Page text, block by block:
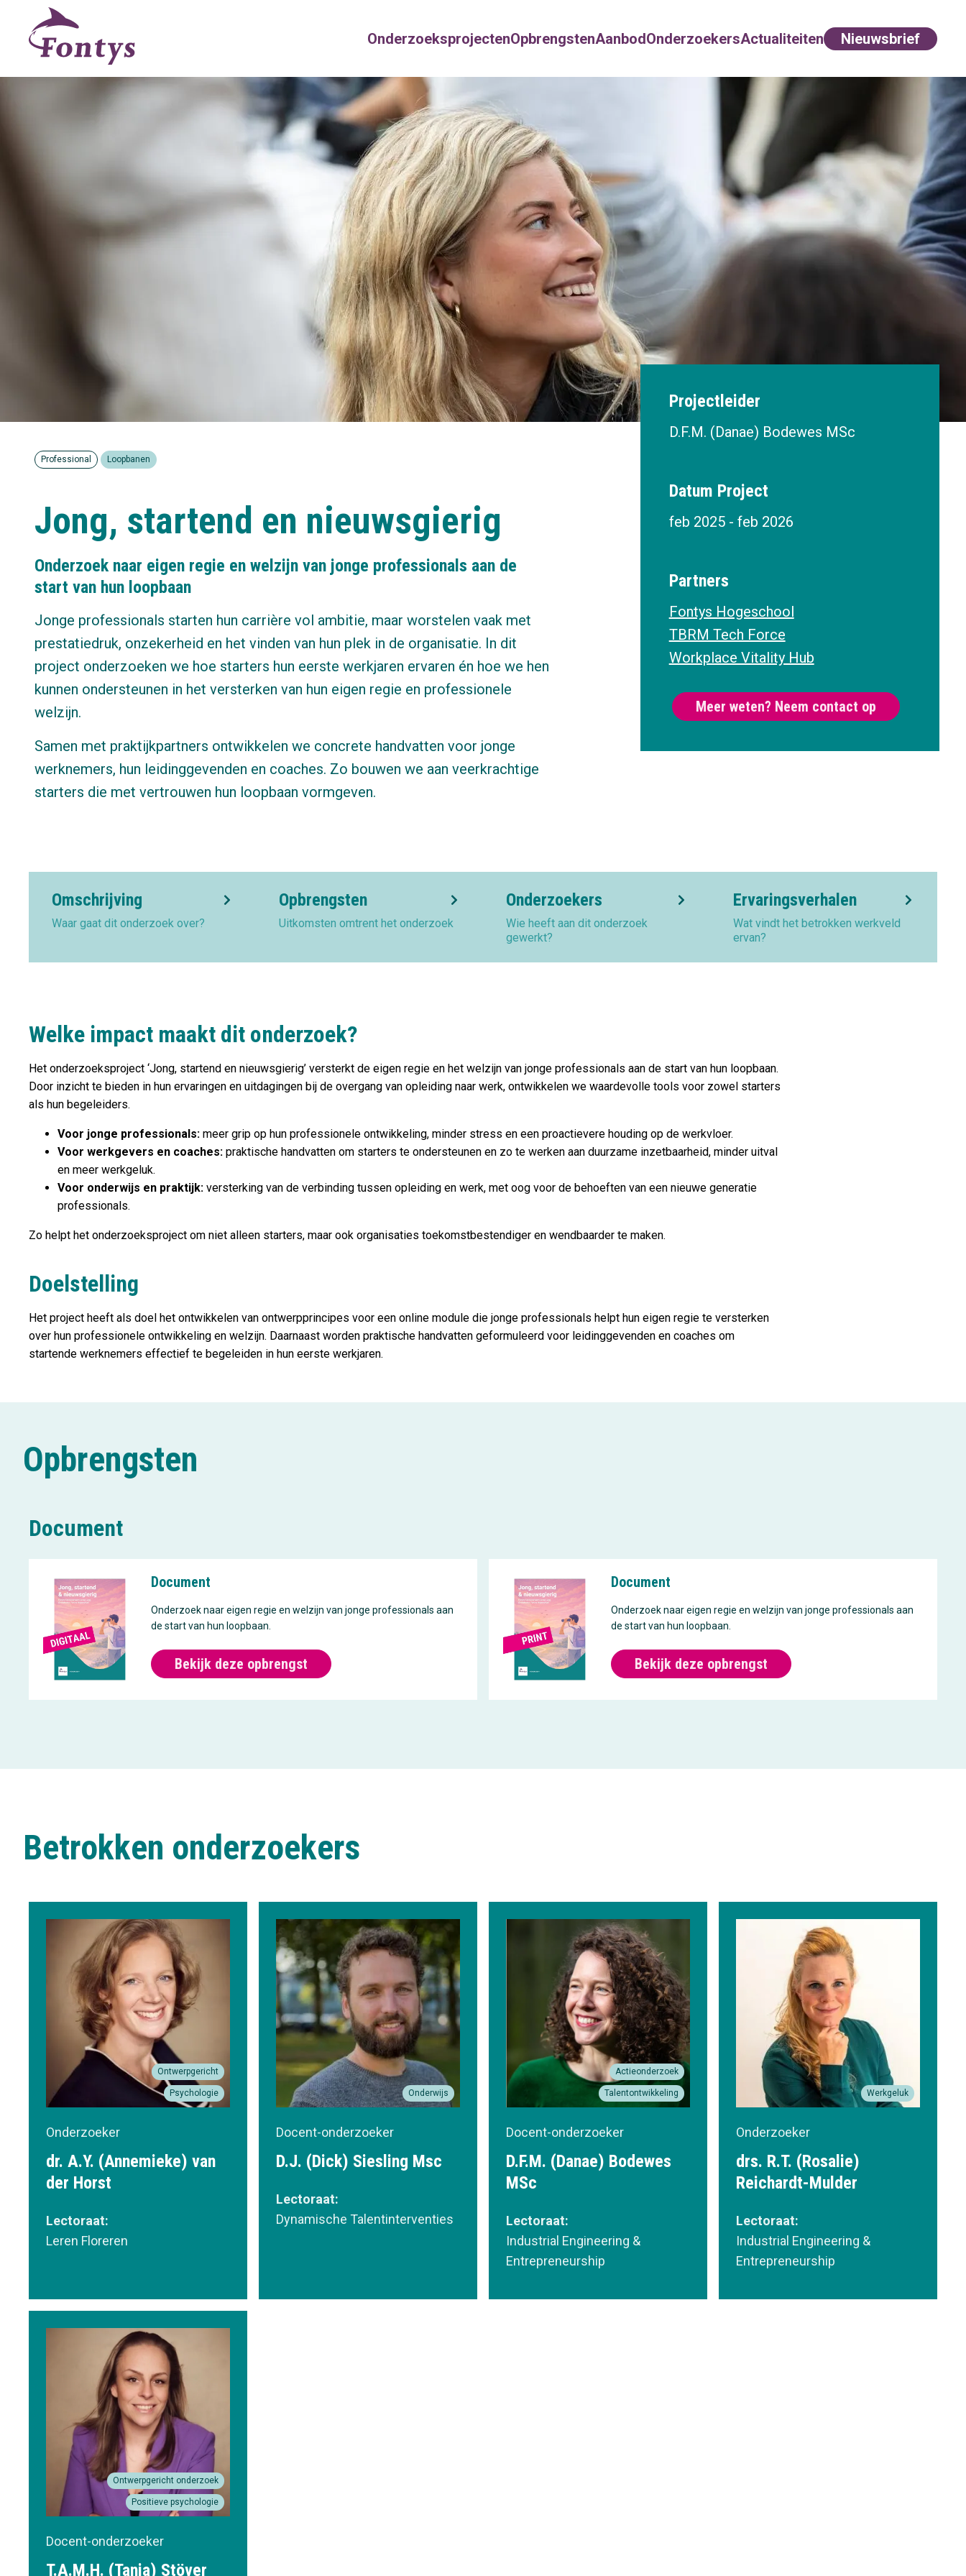
OnderzoeksprojectenOpbrengstenAanbodOnderzoekersActualiteiten Nieuwsbrief
Professional Loopbanen
Jong, startend en nieuwsgierig
Onderzoek naar eigen regie en welzijn van jonge professionals aan de
start van hun loopbaan
Jonge professionals starten hun carrière vol ambitie, maar worstelen vaak met
prestatiedruk, onzekerheid en het vinden van hun plek in de organisatie. In dit
project onderzoeken we hoe starters hun eerste werkjaren ervaren én hoe we hen
kunnen ondersteunen in het versterken van hun eigen regie en professionele
welzijn.
Samen met praktijkpartners ontwikkelen we concrete handvatten voor jonge
werknemers, hun leidinggevenden en coaches. Zo bouwen we aan veerkrachtige
starters die met vertrouwen hun loopbaan vormgeven.
Projectleider
D.F.M. (Danae) Bodewes MSc
Datum Project
feb 2025 - feb 2026
Partners
Fontys Hogeschool
TBRM Tech Force
Workplace Vitality Hub
Meer weten? Neem contact op
Omschrijving
Waar gaat dit onderzoek over?
Opbrengsten
Uitkomsten omtrent het onderzoek
Onderzoekers
Wie heeft aan dit onderzoek
gewerkt?
Ervaringsverhalen
Wat vindt het betrokken werkveld
ervan?
Welke impact maakt dit onderzoek?
Het onderzoeksproject ‘Jong, startend en nieuwsgierig’ versterkt de eigen regie en het welzijn van jonge professionals aan de start van hun loopbaan.
Door inzicht te bieden in hun ervaringen en uitdagingen bij de overgang van opleiding naar werk, ontwikkelen we waardevolle tools voor zowel starters
als hun begeleiders.
Voor jonge professionals: meer grip op hun professionele ontwikkeling, minder stress en een proactievere houding op de werkvloer.
Voor werkgevers en coaches: praktische handvatten om starters te ondersteunen en zo te werken aan duurzame inzetbaarheid, minder uitval
en meer werkgeluk.
Voor onderwijs en praktijk: versterking van de verbinding tussen opleiding en werk, met oog voor de behoeften van een nieuwe generatie
professionals.
Zo helpt het onderzoeksproject om niet alleen starters, maar ook organisaties toekomstbestendiger en wendbaarder te maken.
Doelstelling
Het project heeft als doel het ontwikkelen van ontwerpprincipes voor een online module die jonge professionals helpt hun eigen regie te versterken
over hun professionele ontwikkeling en welzijn. Daarnaast worden praktische handvatten geformuleerd voor leidinggevenden en coaches om
startende werknemers effectief te begeleiden in hun eerste werkjaren.
Opbrengsten
Document
Document
Onderzoek naar eigen regie en welzijn van jonge professionals aan
de start van hun loopbaan.
Bekijk deze opbrengst
Document
Onderzoek naar eigen regie en welzijn van jonge professionals aan
de start van hun loopbaan.
Bekijk deze opbrengst
Betrokken onderzoekers
Psychologie
Ontwerpgericht
Onderzoeker
dr. A.Y. (Annemieke) van
der Horst
Lectoraat:
Leren Floreren
Onderwijs
Docent-onderzoeker
D.J. (Dick) Siesling Msc
Lectoraat:
Dynamische Talentinterventies
Talentontwikkeling
Actieonderzoek
Docent-onderzoeker
D.F.M. (Danae) Bodewes
MSc
Lectoraat:
Industrial Engineering &
Entrepreneurship
Werkgeluk
Onderzoeker
drs. R.T. (Rosalie)
Reichardt-Mulder
Lectoraat:
Industrial Engineering &
Entrepreneurship
Positieve psychologie
Ontwerpgericht onderzoek
Docent-onderzoeker
T.A.M.H. (Tanja) Stöver